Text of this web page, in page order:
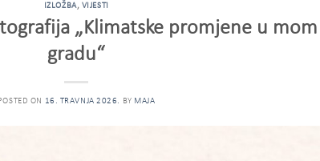
IZLOŽBA, VIJESTI
„Klimatske promjene u mom
gradu“
ON 16. TRAVNJA 2026. BY MAJA